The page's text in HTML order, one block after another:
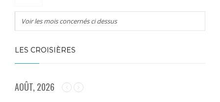
Voir les mois concernés ci dessus
LES CROISIÈRES
AOÛT, 2026